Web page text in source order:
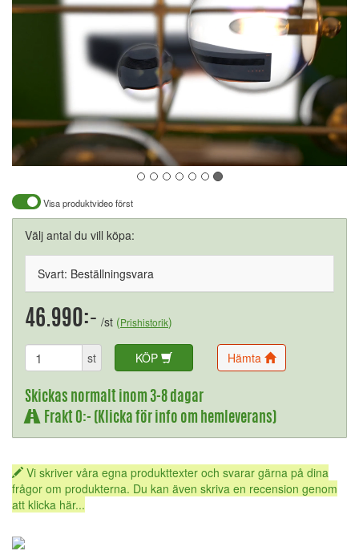
Visa produktvideo först
Välj antal du vill köpa:
Svart: Beställningsvara
46.990:- /st (Prishistorik)
st KÖP Hämta
Skickas normalt inom 3-8 dagar
Frakt 0:- (Klicka för info om hemleverans)
Vi skriver våra egna produkttexter och svarar gärna på dina
frågor om produkterna. Du kan även skriva en recension genom
att klicka här...